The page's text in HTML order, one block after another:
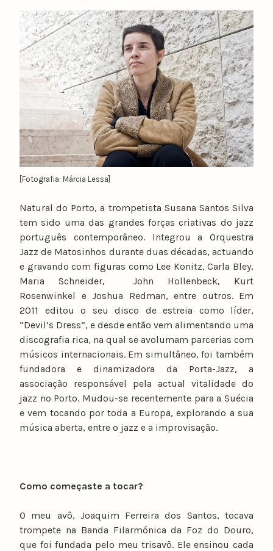
y
n
u
n
o
c
a
t
a
r
i
n
[Fotografia: Márcia Lessa]
Natural do Porto, a trompetista Susana Santos Silva
tem sido uma das grandes forças criativas do jazz
português contemporâneo. Integrou a Orquestra
Jazz de Matosinhos durante duas décadas, actuando
e gravando com figuras como Lee Konitz, Carla Bley,
Maria Schneider, John Hollenbeck, Kurt
Rosenwinkel e Joshua Redman, entre outros. Em
2011 editou o seu disco de estreia como líder,
“Devil’s Dress”, e desde então vem alimentando uma
discografia rica, na qual se avolumam parcerias com
músicos internacionais. Em simultâneo, foi também
fundadora e dinamizadora da Porta-Jazz, a
associação responsável pela actual vitalidade do
jazz no Porto. Mudou-se recentemente para a Suécia
e vem tocando por toda a Europa, explorando a sua
música aberta, entre o jazz e a improvisação.
Como começaste a tocar?
O meu avô, Joaquim Ferreira dos Santos, tocava
trompete na Banda Filarmónica da Foz do Douro,
que foi fundada pelo meu trisavô. Ele ensinou cada